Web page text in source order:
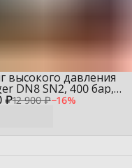
₽12 900 ₽−16%
высокого давления
DN8 SN2, 400 бар,
50 м